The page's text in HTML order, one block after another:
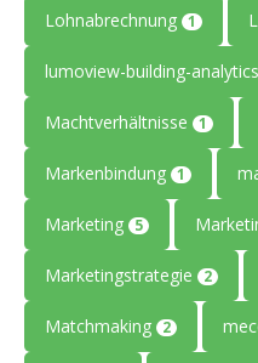
Lohnabrechnung 1
lumoview-building-
Machtverhältnisse 1
Markenbindung 1
Marketing 5
Marketingstrategie 2
Matchmaking 2